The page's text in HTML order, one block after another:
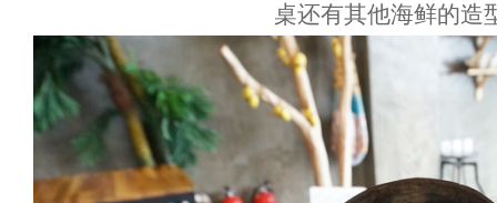
桌还有其他海鲜的造